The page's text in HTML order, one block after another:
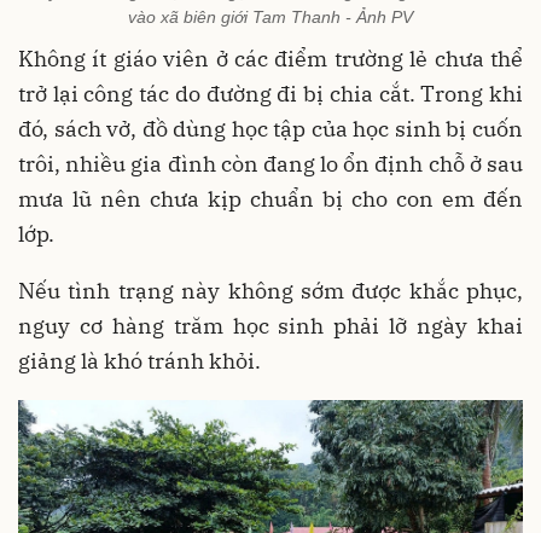
vào xã biên giới Tam Thanh - Ảnh PV
Không ít giáo viên ở các điểm trường lẻ chưa thể
trở lại công tác do đường đi bị chia cắt. Trong khi
đó, sách vở, đồ dùng học tập của học sinh bị cuốn
trôi, nhiều gia đình còn đang lo ổn định chỗ ở sau
mưa lũ nên chưa kịp chuẩn bị cho con em đến
lớp.
Nếu tình trạng này không sớm được khắc phục,
nguy cơ hàng trăm học sinh phải lỡ ngày khai
giảng là khó tránh khỏi.